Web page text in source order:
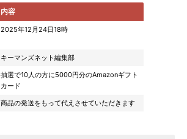
内容
2025年12月24日18時
キーマンズネット編集部
抽選で10人の方に5000円分のAmazonギフト
カード
商品の発送をもって代えさせていただきます